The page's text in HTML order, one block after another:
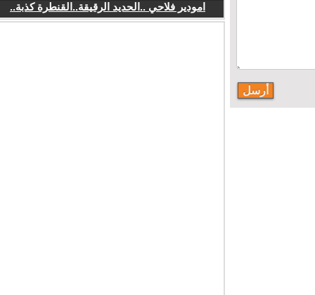
امودير فلاحي ..الحديد الرقيقة..القنطرة كذبة..